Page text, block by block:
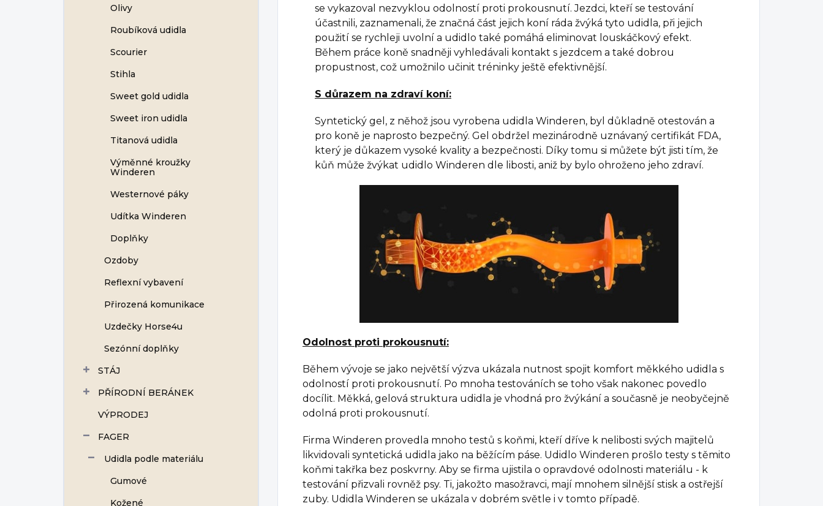
Olivy
Roubíková udidla
Scourier
Stihla
Sweet gold udidla
Sweet iron udidla
Titanová udidla
Výměnné kroužky
Winderen
Westernové páky
Udítka Winderen
Doplňky
Ozdoby
Reflexní vybavení
Přirozená komunikace
Uzdečky Horse4u
Sezónní doplňky
STÁJ
PŘÍRODNÍ BERÁNEK
VÝPRODEJ
FAGER
Udidla podle materiálu
Gumové
Kožené
se vykazoval nezvyklou odolností proti prokousnutí. Jezdci, kteří se testování
účastnili, zaznamenali, že značná část jejich koní ráda žvýká tyto udidla, při jejich
použití se rychleji uvolní a udidlo také pomáhá eliminovat louskáčkový efekt.
Během práce koně snadněji vyhledávali kontakt s jezdcem a také dobrou
propustnost, což umožnilo učinit tréninky ještě efektivnější.
S důrazem na zdraví koní:
Syntetický gel, z něhož jsou vyrobena udidla Winderen, byl důkladně otestován a
pro koně je naprosto bezpečný. Gel obdržel mezinárodně uznávaný certifikát FDA,
který je důkazem vysoké kvality a bezpečnosti. Díky tomu si můžete být jisti tím, že
kůň může žvýkat udidlo Winderen dle libosti, aniž by bylo ohroženo jeho zdraví.
Odolnost proti prokousnutí:
Během vývoje se jako největší výzva ukázala nutnost spojit komfort měkkého udidla s
odolností proti prokousnutí. Po mnoha testováních se toho však nakonec povedlo
docílit. Měkká, gelová struktura udidla je vhodná pro žvýkání a současně je neobyčejně
odolná proti prokousnutí.
Firma Winderen provedla mnoho testů s koňmi, kteří dříve k nelibosti svých majitelů
likvidovali syntetická udidla jako na běžícím páse. Udidlo Winderen prošlo testy s těmito
koňmi takřka bez poskvrny. Aby se firma ujistila o opravdové odolnosti materiálu - k
testování přizvali rovněž psy. Ti, jakožto masožravci, mají mnohem silnější stisk a ostřejší
zuby. Udidla Winderen se ukázala v dobrém světle i v tomto případě.